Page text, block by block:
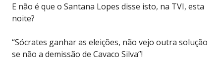
E não é que o Santana Lopes disse isto, na TVI, esta
noite?
“Sócrates ganhar as eleições, não vejo outra solução
se não a demissão de Cavaco Silva”!